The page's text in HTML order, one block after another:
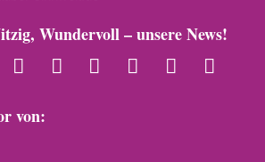
Wundervoll – unsere News!
von: